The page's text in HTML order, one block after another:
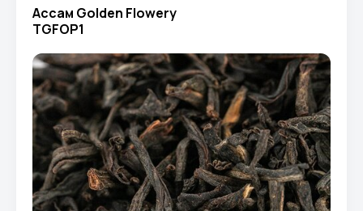
Ассам Golden Flowery
TGFOP1